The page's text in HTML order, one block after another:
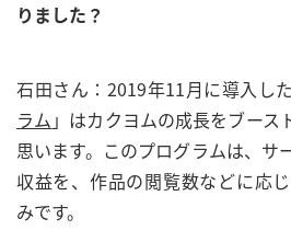
りました？
石田さん：2019年11月に導入し
ラム 」はカクヨムの成長をブース
思います。このプログラムは、サ
収益を、作品の閲覧数などに応
みです。